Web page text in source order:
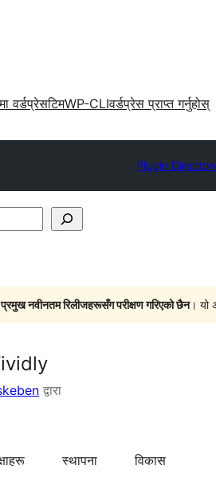
वर्डप्रेसटिमWP-CLIवर्डप्रेस प्राप्त गर्नुहोस्
Plugin
नवीनतम रिलीजहरूसँग परीक्षण गरिएको छैन। यो
द्वारा
स्थापना विकास